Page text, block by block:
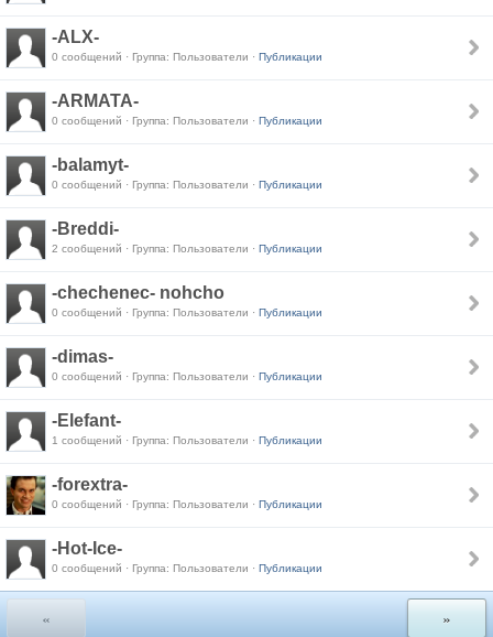
-ALX-
0 сообщений · Группа: Пользователи · Публикации
-ARMATA-
0 сообщений · Группа: Пользователи · Публикации
-balamyt-
0 сообщений · Группа: Пользователи · Публикации
-Breddi-
2 сообщений · Группа: Пользователи · Публикации
-chechenec- nohcho
0 сообщений · Группа: Пользователи · Публикации
-dimas-
0 сообщений · Группа: Пользователи · Публикации
-Elefant-
1 сообщений · Группа: Пользователи · Публикации
-forextra-
0 сообщений · Группа: Пользователи · Публикации
-Hot-Ice-
0 сообщений · Группа: Пользователи · Публикации
« »